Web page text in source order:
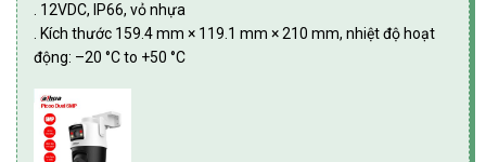
. 12VDC, IP66, vỏ nhựa
. Kích thước 159.4 mm × 119.1 mm × 210 mm, nhiệt độ hoạt
động: –20 °C to +50 °C